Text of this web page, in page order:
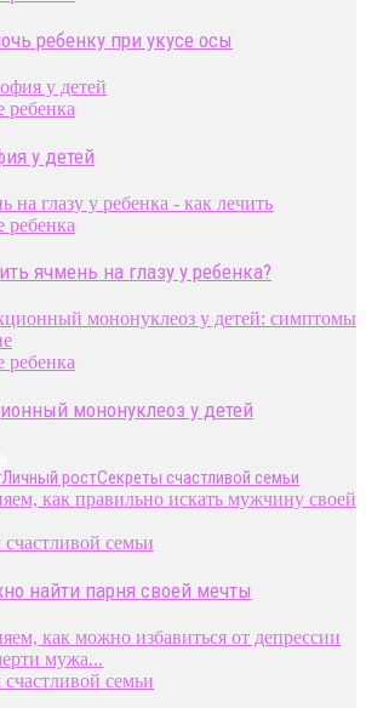
ребенку при укусе осы
ребенка
у детей
ребенка
ячмень на глазу у ребенка?
ребенка
мононуклеоз у детей
Личный ростСекреты счастливой семьи
семьи
найти парня своей мечты
семьи